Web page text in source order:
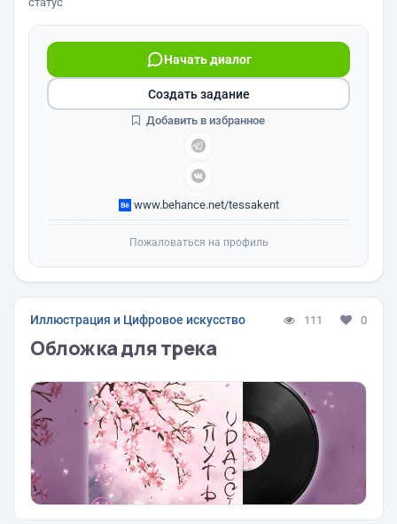
Начать диалог
www.behance.net/tessakent
Создать задание
Добавить в избранное
Пожаловаться на профиль
Иллюстрация и Цифровое искусство 111 0
Обложка для трека